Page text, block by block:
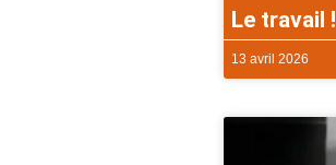
Le travail !
13 avril 2026